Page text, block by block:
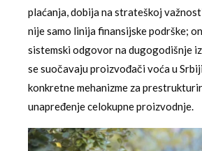
plaćanja, dobija na strateškoj
nije samo linija finansijske podrške;
sistemski odgovor na dugogodišnje
se suočavaju proizvođači voća u
konkretne mehanizme za
unapređenje celokupne proizvodnje.